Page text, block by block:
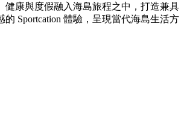
健康與度假融入海島旅程之中，打造兼具
Sportcation 體驗，呈現當代海島生活方